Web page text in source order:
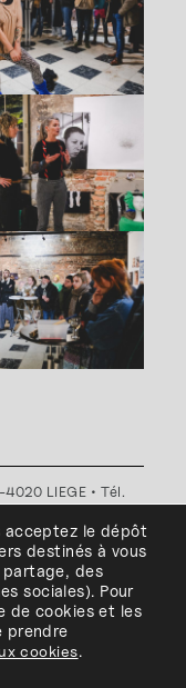
LIEGE • Tél.
•Politique de
du
acceptez le dépôt
destinés à vous
partage, des
sociales). Pour
de cookies et les
prendre
cookies.